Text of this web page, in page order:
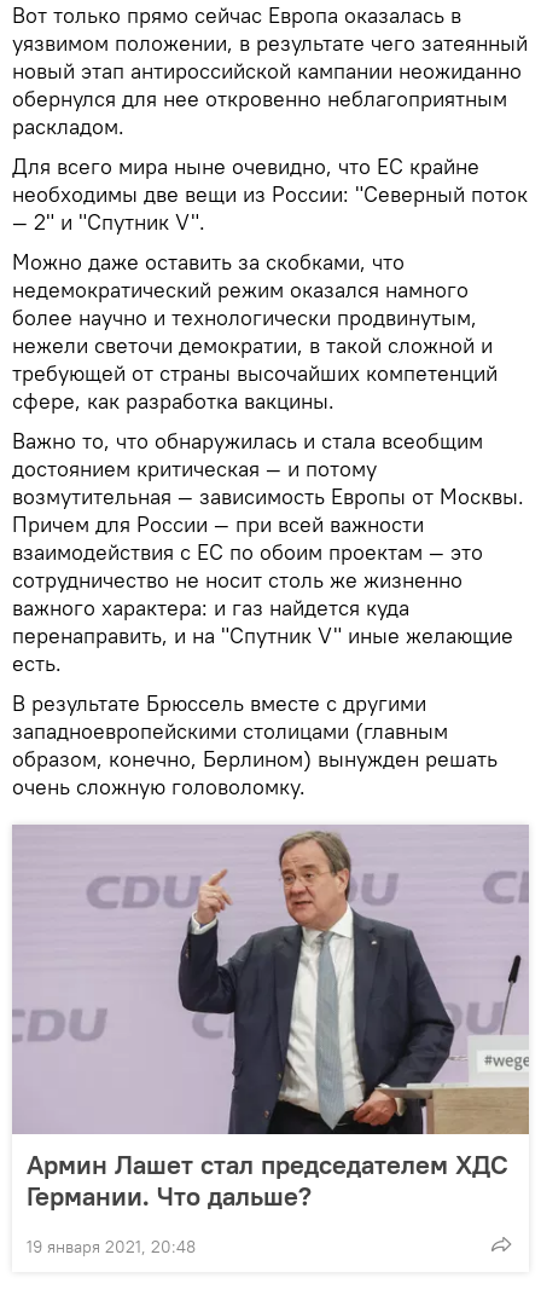
Вот только прямо сейчас Европа оказалась в
уязвимом положении, в результате чего затеянный
новый этап антироссийской кампании неожиданно
обернулся для нее откровенно неблагоприятным
раскладом.
Для всего мира ныне очевидно, что ЕС крайне
необходимы две вещи из России: "Северный поток
— 2" и "Спутник V".
Можно даже оставить за скобками, что
недемократический режим оказался намного
более научно и технологически продвинутым,
нежели светочи демократии, в такой сложной и
требующей от страны высочайших компетенций
сфере, как разработка вакцины.
Важно то, что обнаружилась и стала всеобщим
достоянием критическая — и потому
возмутительная — зависимость Европы от Москвы.
Причем для России — при всей важности
взаимодействия с ЕС по обоим проектам — это
сотрудничество не носит столь же жизненно
важного характера: и газ найдется куда
перенаправить, и на "Спутник V" иные желающие
есть.
В результате Брюссель вместе с другими
западноевропейскими столицами (главным
образом, конечно, Берлином) вынужден решать
очень сложную головоломку.
Армин Лашет стал председателем ХДС
Германии. Что дальше?
19 января 2021, 20:48